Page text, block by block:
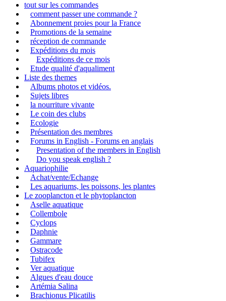
tout sur les commandes
comment passer une commande ?
Abonnement proies pour la France
Promotions de la semaine
réception de commande
Expéditions du mois
Expéditions de ce mois
Etude qualité d'aqualiment
Liste des themes
Albums photos et vidéos.
Sujets libres
la nourriture vivante
Le coin des clubs
Ecologie
Présentation des membres
Forums in English - Forums en anglais
Presentation of the members in English
Do you speak english ?
Aquariophilie
Achat/vente/Echange
Les aquariums, les poissons, les plantes
Le zooplancton et le phytoplancton
Aselle aquatique
Collembole
Cyclops
Daphnie
Gammare
Ostracode
Tubifex
Ver aquatique
Algues d'eau douce
Artémia Salina
Brachionus Plicatilis